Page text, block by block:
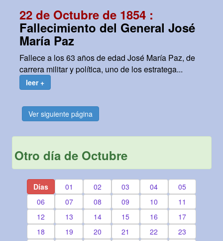
22 de Octubre de 1854 :
Fallecimiento del General José
María Paz
Fallece a los 63 años de edad José María Paz, de
carrera militar y política, uno de los estratega...
leer +
Ver siguiente página
Otro día de Octubre
Días 01 02 03 04
05
06
07 08 09 10
11
12
13 14 15 16
17
18
19 20 21 22
23